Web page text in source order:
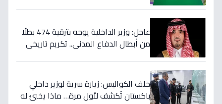
عاجل: وزير الداخلية يوجه بترقية 474 بطلًا
من أبطال الدفاع المدني.. تكريم تاريخي
خلف الكواليس: زيارة سرية لوزير داخلي
باكستان تُكشف لأول مرة… ماذا يخبئ له